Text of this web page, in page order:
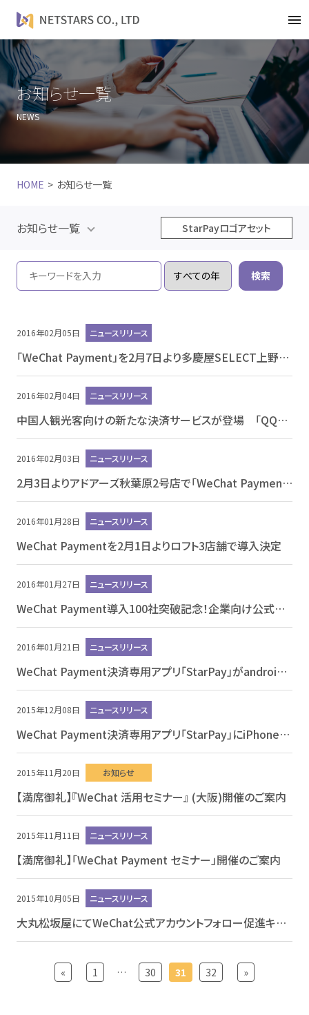
t
o
g
l
e
n
a
v
i
お知らせ一覧
NEWS
HOME お知らせ一覧
お知らせ一覧 StarPayロゴアセット
2016年02月05日 ニュースリリース
「WeChat Payment」を2月7日より多慶屋SELECT上野店全フロアで導入決定
2016年02月04日 ニュースリリース
中国人観光客向けの新たな決済サービスが登場 「QQ」のスマート決済機能が日本に上陸
2016年02月03日 ニュースリリース
2月3日よりアドアーズ秋葉原2号店で「WeChat Payment」「WeChatシェイク」導入開始
2016年01月28日 ニュースリリース
WeChat Paymentを2月1日よりロフト3店舗で導入決定
2016年01月27日 ニュースリリース
WeChat Payment導入100社突破記念！企業向け公式アカウントを100社限定無料開設！
2016年01月21日 ニュースリリース
WeChat Payment決済専用アプリ「StarPay」がandroid対応・提供開始
2015年12月08日 ニュースリリース
WeChat Payment決済専用アプリ「StarPay」にiPhone版が登場、提供開始
2015年11月20日 お知らせ
【満席御礼】『WeChat 活用セミナー』 (大阪)開催のご案内
2015年11月11日 ニュースリリース
【満席御礼】「WeChat Payment セミナー」開催のご案内
2015年10月05日 ニュースリリース
大丸松坂屋にてWeChat公式アカウントフォロー促進キャンペーン実施
« 1 … 30 31 32 »